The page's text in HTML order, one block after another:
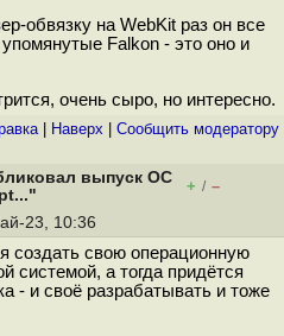
обвязку на WebKit раз он все
Falkon - это оно и
очень сыро, но интересно.
| Наверх Cообщить модератору
выпуск ОС
+ / –
23, 10:36
создать свою операционную
системой, а тогда придётся
- и своё разрабатывать и тоже